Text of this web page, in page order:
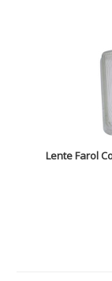
Lente Farol